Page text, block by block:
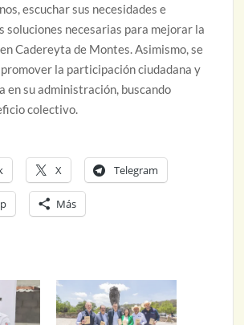
escuchar sus necesidades e
soluciones necesarias para mejorar la
Cadereyta de Montes. Asimismo, se
la participación ciudadana y
en su administración, buscando
colectivo.
X Telegram
Más